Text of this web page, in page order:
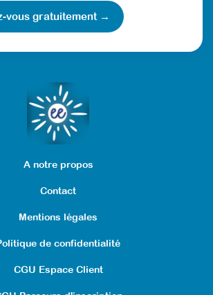
des programmes
pour
adultes avec TSA
vous gratuitement →
A notre propos
Contact
Mentions légales
de confidentialité
CGU Espace Client